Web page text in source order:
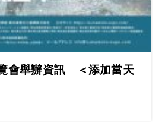
會舉辦資訊 ＜添加當天